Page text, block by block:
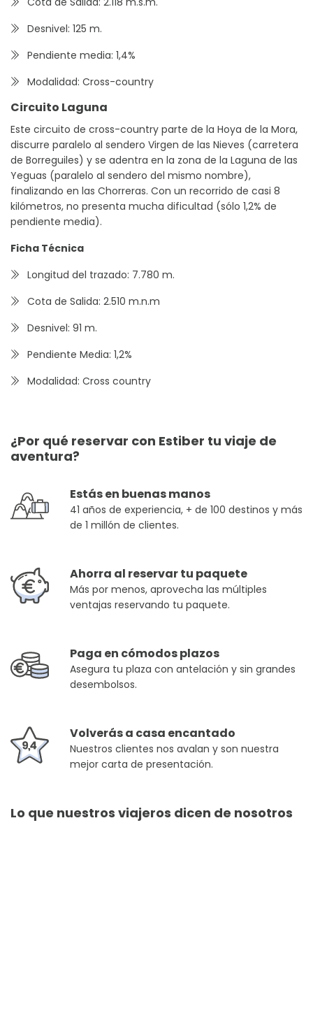
Desnivel: 125 m.
Pendiente media: 1,4%
Modalidad: Cross-country
Circuito Laguna
Este circuito de cross-country parte de la Hoya de la Mora,
discurre paralelo al sendero Virgen de las Nieves (carretera
de Borreguiles) y se adentra en la zona de la Laguna de las
Yeguas (paralelo al sendero del mismo nombre),
finalizando en las Chorreras. Con un recorrido de casi 8
kilómetros, no presenta mucha dificultad (sólo 1,2% de
pendiente media).
Ficha Técnica
Longitud del trazado: 7.780 m.
Cota de Salida: 2.510 m.n.m
Desnivel: 91 m.
Pendiente Media: 1,2%
Modalidad: Cross country
¿Por qué reservar con Estiber tu viaje de
aventura?
Estás en buenas manos
41 años de experiencia, + de 100 destinos y más
de 1 millón de clientes.
Ahorra al reservar tu paquete
Más por menos, aprovecha las múltiples
ventajas reservando tu paquete.
Paga en cómodos plazos
Asegura tu plaza con antelación y sin grandes
desembolsos.
Volverás a casa encantado
Nuestros clientes nos avalan y son nuestra
mejor carta de presentación.
Lo que nuestros viajeros dicen de nosotros